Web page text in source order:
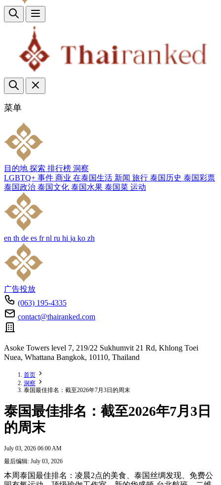
菜单
目的地 探索 排行榜 洞察
LGBTQ+ 事件 商业 在泰国生活 新闻 旅行 泰国历史 泰国彩票
泰国政治 泰国文化 泰国水果 泰国菜 运动
en th de es fr nl ru hi ja ko zh
广告投放
(063) 195-4335
contact@thairanked.com
Asoke Towers level 7, 219/22 Sukhumvit 21 Rd, Khlong Toei
Nuea, Whattana Bangkok, 10110, Thailand
首页
洞察
泰国最佳排名：截至2026年7月3日的周末
泰国最佳排名：截至2026年7月3日
的周末
July 03, 2026 06:00 AM
最后编辑: July 03, 2026
本周泰国最佳排名：凌晨2点的美食、泰国丝绸发现、免费公